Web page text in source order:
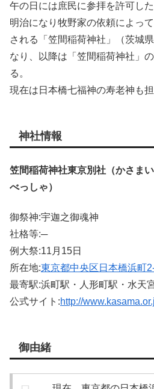
午の日には庶民に参拝を許可した
明治になり牧野家の依頼によっ
される「笠間稲荷神社」（茨城
なり、以降は「笠間稲荷神社」
る。
現在は日本橋七福神の寿老神も担
神社情報
笠間稲荷神社東京別社（かさま
べっしゃ）
御祭神:宇迦之御魂神
社格等:─
例大祭:11月15日
所在地:東京都中央区日本橋浜町
最寄駅:浜町駅・人形町駅・水天
公式サイト:http://
御由緒